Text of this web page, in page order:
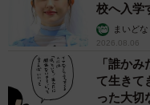
ビックリした～！と大泣きの
校へ入学
まいど
2026.08.06
「誰か
て生きて
った大切